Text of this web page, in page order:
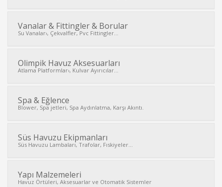
Vanalar & Fittingler & Borular
Su Vanalar›, Çekvalfler, Pvc Fittingler...
Olimpik Havuz Aksesuarları
Atlama Platformlar›, Kulvar Ayırıcılar...
Spa & Eğlence
Blower, Spa jetleri, Spa Aydınlatma, Karşı Akıntı.
Süs Havuzu Ekipmanları
Süs Havuzu Lambaları, Trafolar, Fıskiyeler...
Yapı Malzemeleri
Havuz Örtüleri, Aksesuarlar ve Otomatik Sistemler